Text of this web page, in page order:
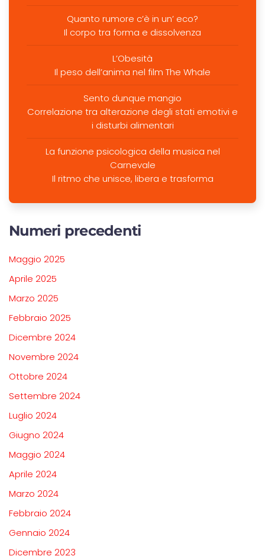
Quanto rumore c’è in un’ eco?
Il corpo tra forma e dissolvenza
L’Obesità
Il peso dell’anima nel film The Whale
Sento dunque mangio
Correlazione tra alterazione degli stati emotivi e
i disturbi alimentari
La funzione psicologica della musica nel
Carnevale
Il ritmo che unisce, libera e trasforma
Numeri precedenti
Maggio 2025
Aprile 2025
Marzo 2025
Febbraio 2025
Dicembre 2024
Novembre 2024
Ottobre 2024
Settembre 2024
Luglio 2024
Giugno 2024
Maggio 2024
Aprile 2024
Marzo 2024
Febbraio 2024
Gennaio 2024
Dicembre 2023